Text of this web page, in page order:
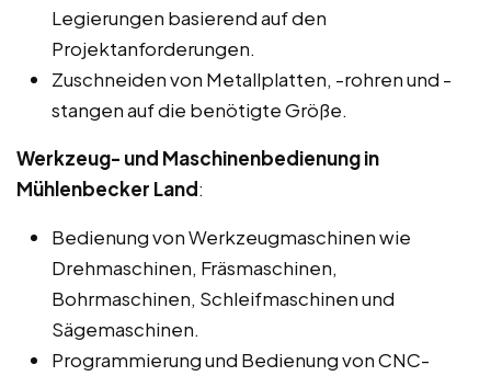
Legierungen basierend auf den
Projektanforderungen.
Zuschneiden von Metallplatten, -rohren und -
stangen auf die benötigte Größe.
Werkzeug- und Maschinenbedienung in
Mühlenbecker Land:
Bedienung von Werkzeugmaschinen wie
Drehmaschinen, Fräsmaschinen,
Bohrmaschinen, Schleifmaschinen und
Sägemaschinen.
Programmierung und Bedienung von CNC-